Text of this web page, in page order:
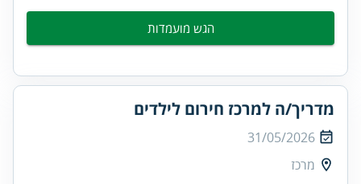
הגש מועמדות
מדריך/ה למרכז חירום לילדים
31/05/2026
מרכז